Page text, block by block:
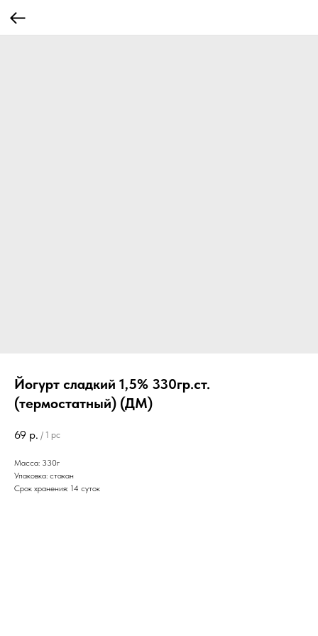
Йогурт сладкий 1,5% 330гр.ст.
(термостатный) (ДМ)
69 р. / 1 pc
Масса: 330г
Упаковка: стакан
Срок хранения: 14 суток